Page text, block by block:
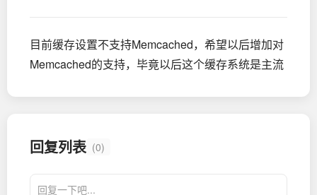
目前缓存设置不支持Memcached，希望以后增加对
Memcached的支持，毕竟以后这个缓存系统是主流
回复列表 (0)